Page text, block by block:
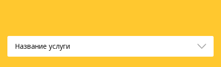
Название услуги